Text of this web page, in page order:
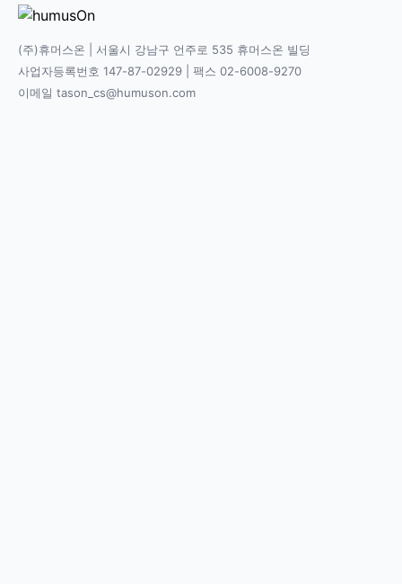
(주)휴머스온 | 서울시 강남구 언주로 535 휴머스온 빌딩
사업자등록번호 147-87-02929 | 팩스 02-6008-9270
이메일 tason_cs@humuson.com